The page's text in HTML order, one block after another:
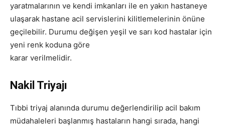
yaratmalarının ve kendi imkanları ile en yakın hastaneye
ulaşarak hastane acil servislerini kilitlemelerinin önüne
geçilebilir. Durumu değişen yeşil ve sarı kod hastalar için
yeni renk koduna göre
karar verilmelidir.
Nakil Triyajı
Tıbbi triyaj alanında durumu değerlendirilip acil bakım
müdahaleleri başlanmış hastaların hangi sırada, hangi